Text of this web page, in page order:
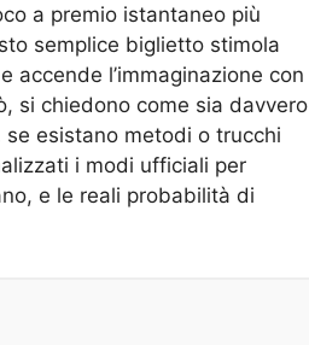
a premio istantaneo più
semplice biglietto stimola
accende l’immaginazione con
si chiedono come sia davvero
esistano metodi o trucchi
i modi ufficiali per
e le reali probabilità di